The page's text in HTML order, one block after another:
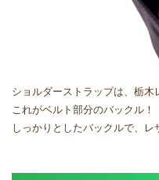
ショルダーストラップは、栃木
これがベルト部分のバックル！
しっかりとしたバックルで、レ